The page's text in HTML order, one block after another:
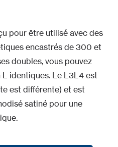
pour être utilisé avec des
encastrés de 300 et
doubles, vous pouvez
identiques. Le L3L4 est
est différente) et est
satiné pour une